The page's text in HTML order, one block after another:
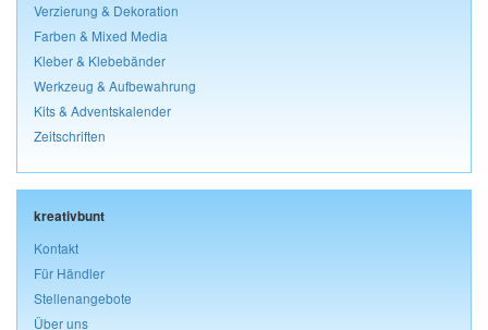
Verzierung & Dekoration
Farben & Mixed Media
Kleber & Klebebänder
Werkzeug & Aufbewahrung
Kits & Adventskalender
Zeitschriften
kreativbunt
Kontakt
Für Händler
Stellenangebote
Über uns